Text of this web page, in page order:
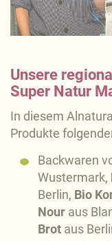
Unsere
Super Natur
In diesem
Produkte
Backwaren
Wustermark,
Berlin, Bio
Nour aus
Brot aus